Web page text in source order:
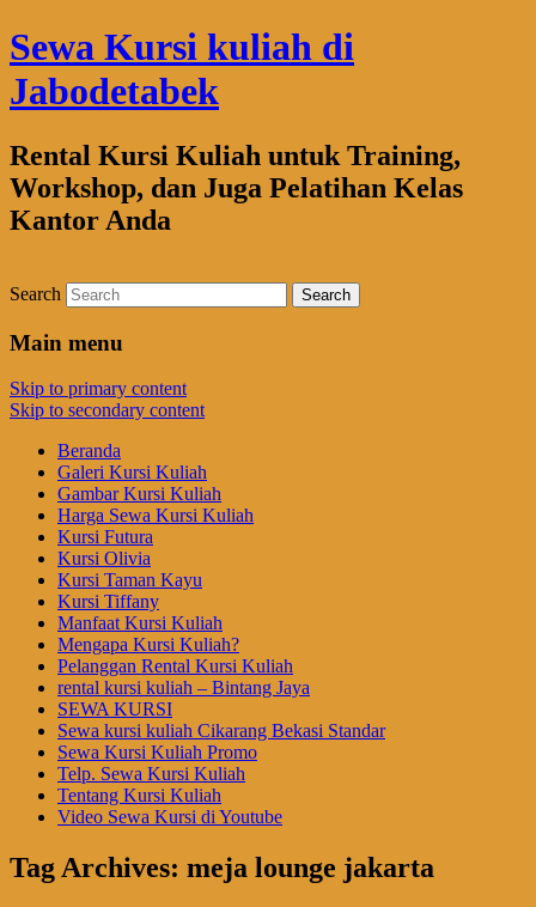
Sewa Kursi kuliah di
Jabodetabek
Rental Kursi Kuliah untuk Training,
Workshop, dan Juga Pelatihan Kelas
Kantor Anda
Search
Main menu
Skip to primary content
Skip to secondary content
Beranda
Galeri Kursi Kuliah
Gambar Kursi Kuliah
Harga Sewa Kursi Kuliah
Kursi Futura
Kursi Olivia
Kursi Taman Kayu
Kursi Tiffany
Manfaat Kursi Kuliah
Mengapa Kursi Kuliah?
Pelanggan Rental Kursi Kuliah
rental kursi kuliah – Bintang Jaya
SEWA KURSI
Sewa kursi kuliah Cikarang Bekasi Standar
Sewa Kursi Kuliah Promo
Telp. Sewa Kursi Kuliah
Tentang Kursi Kuliah
Video Sewa Kursi di Youtube
Tag Archives: meja lounge jakarta